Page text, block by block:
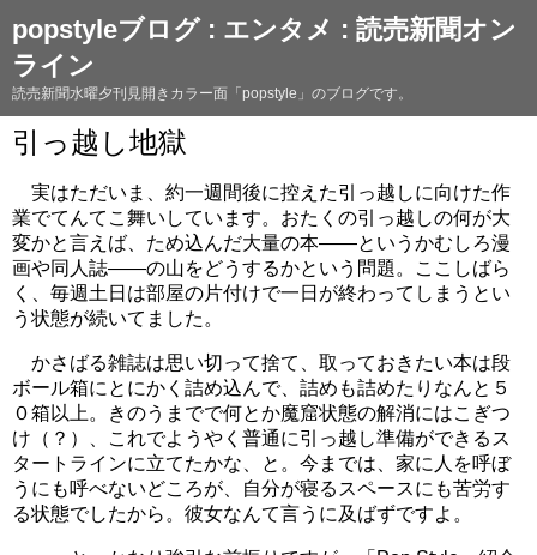
popstyleブログ : エンタメ : 読売新聞オン
ライン
読売新聞水曜夕刊見開きカラー面「popstyle」のブログです。
引っ越し地獄
実はただいま、約一週間後に控えた引っ越しに向けた作
業でてんてこ舞いしています。おたくの引っ越しの何が大
変かと言えば、ため込んだ大量の本――というかむしろ漫
画や同人誌――の山をどうするかという問題。ここしばら
く、毎週土日は部屋の片付けで一日が終わってしまうとい
う状態が続いてました。
かさばる雑誌は思い切って捨て、取っておきたい本は段
ボール箱にとにかく詰め込んで、詰めも詰めたりなんと５
０箱以上。きのうまでで何とか魔窟状態の解消にはこぎつ
け（？）、これでようやく普通に引っ越し準備ができるス
タートラインに立てたかな、と。今までは、家に人を呼ぼ
うにも呼べないどころが、自分が寝るスペースにも苦労す
る状態でしたから。彼女なんて言うに及ばずですよ。